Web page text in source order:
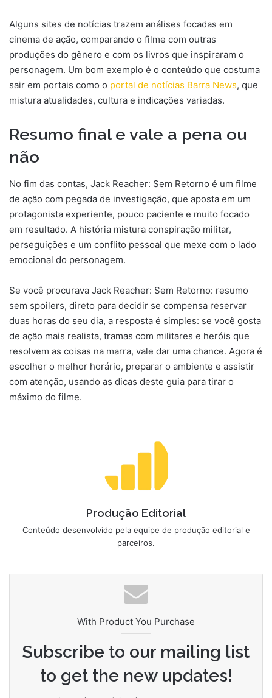
Alguns sites de notícias trazem análises focadas em
cinema de ação, comparando o filme com outras
produções do gênero e com os livros que inspiraram o
personagem. Um bom exemplo é o conteúdo que costuma
sair em portais como o portal de notícias Barra News, que
mistura atualidades, cultura e indicações variadas.
Resumo final e vale a pena ou
não
No fim das contas, Jack Reacher: Sem Retorno é um filme
de ação com pegada de investigação, que aposta em um
protagonista experiente, pouco paciente e muito focado
em resultado. A história mistura conspiração militar,
perseguições e um conflito pessoal que mexe com o lado
emocional do personagem.
Se você procurava Jack Reacher: Sem Retorno: resumo
sem spoilers, direto para decidir se compensa reservar
duas horas do seu dia, a resposta é simples: se você gosta
de ação mais realista, tramas com militares e heróis que
resolvem as coisas na marra, vale dar uma chance. Agora é
escolher o melhor horário, preparar o ambiente e assistir
com atenção, usando as dicas deste guia para tirar o
máximo do filme.
Produção Editorial
Conteúdo desenvolvido pela equipe de produção editorial e
parceiros.
With Product You Purchase
Subscribe to our mailing list
to get the new updates!